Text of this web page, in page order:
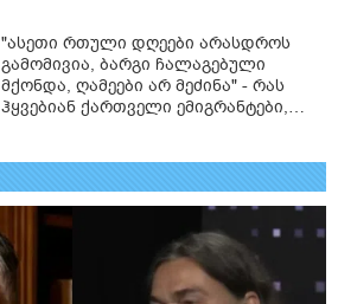
"ასეთი რთული დღეები არასდროს
გამომივია, ბარგი ჩალაგებული
მქონდა, ღამეები არ მეძინა" - რას
ჰყვებიან ქართველი ემიგრანტები,